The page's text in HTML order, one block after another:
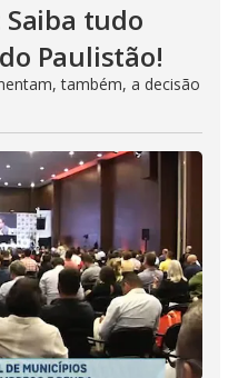
Saiba tudo
Paulistão!
também, a decisão